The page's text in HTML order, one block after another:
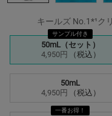
キールズ No.1*¹ク
選択済み
50mL（セット）
4,950円
（税込）
サンプル付き
選択済み
50mL
4,950円
（税込）
一番お得！